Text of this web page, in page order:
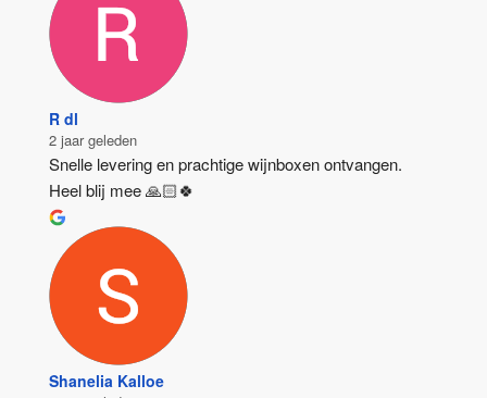
R dl
2 jaar geleden
Snelle levering en prachtige wijnboxen ontvangen.
Heel blij mee 🙏🏻🍀
Shanelia Kalloe